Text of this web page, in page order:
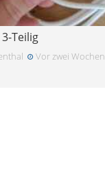
Teilig
Vor zwei Wochen